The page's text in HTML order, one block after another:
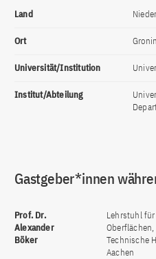
Land
Ort
Universität/Institution
Institut/Abteilung
Gastgeber*innen
Prof. Dr.
Alexander
Böker
Lehrstuhl
Technische
Aachen